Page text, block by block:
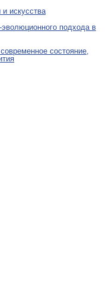
искусства
подхода в
состояние,